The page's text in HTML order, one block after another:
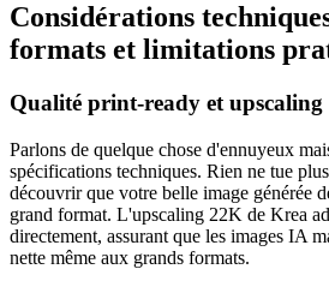
Considérations
formats et limitations
Qualité print-ready et upscaling
Parlons de quelque chose d'ennuyeux
spécifications techniques. Rien ne tue
découvrir que votre belle image générée
grand format. L'upscaling 22K de Krea
directement, assurant que les images IA
nette même aux grands formats.